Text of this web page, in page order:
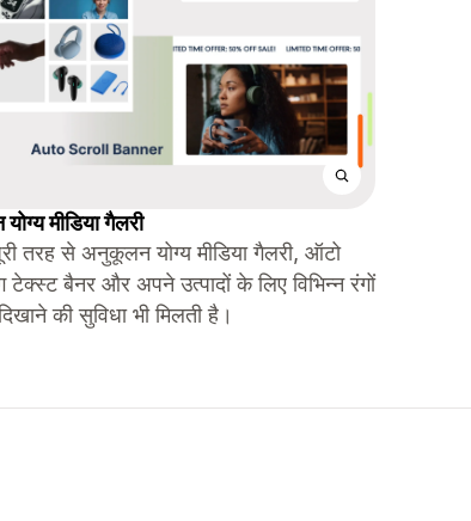
मीडिया गैलरी
तरह से अनुकूलन योग्य मीडिया गैलरी, ऑटो
टेक्स्ट बैनर और अपने उत्पादों के लिए विभिन्न रंगों
की सुविधा भी मिलती है।